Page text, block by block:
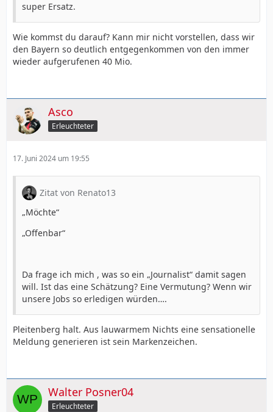
super Ersatz.
Wie kommst du darauf? Kann mir nicht vorstellen, dass wir
den Bayern so deutlich entgegenkommen von den immer
wieder aufgerufenen 40 Mio.
Asco
Erleuchteter
17. Juni 2024 um 19:55
Zitat von Renato13
„Möchte“
„Offenbar“
Da frage ich mich , was so ein „Journalist“ damit sagen
will. Ist das eine Schätzung? Eine Vermutung? Wenn wir
unsere Jobs so erledigen würden….
Pleitenberg halt. Aus lauwarmem Nichts eine sensationelle
Meldung generieren ist sein Markenzeichen.
Walter Posner04
Erleuchteter